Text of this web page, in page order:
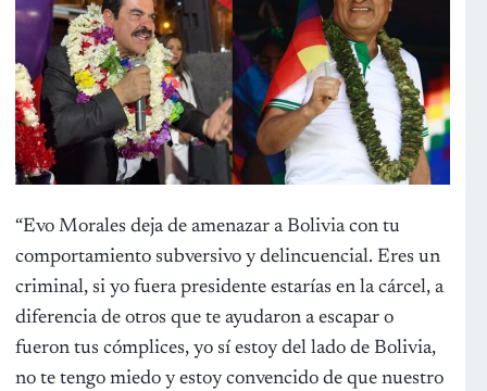
“Evo Morales deja de amenazar a Bolivia con tu
comportamiento subversivo y delincuencial. Eres un
criminal, si yo fuera presidente estarías en la cárcel, a
diferencia de otros que te ayudaron a escapar o
fueron tus cómplices, yo sí estoy del lado de Bolivia,
no te tengo miedo y estoy convencido de que nuestro